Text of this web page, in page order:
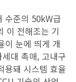
수준의 50kW급
이 전해조는 기
이 눈에 띄게 개
대 촉매, 고내구
용돼 시스템 효율